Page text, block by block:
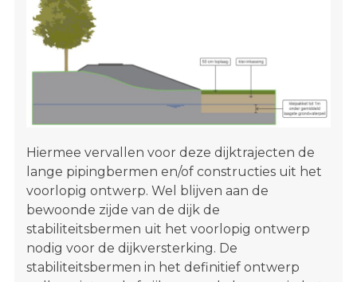
Hiermee vervallen voor deze dijktrajecten de
lange pipingbermen en/of constructies uit het
voorlopig ontwerp. Wel blijven aan de
bewoonde zijde van de dijk de
stabiliteitsbermen uit het voorlopig ontwerp
nodig voor de dijkversterking. De
stabiliteitsbermen in het definitief ontwerp